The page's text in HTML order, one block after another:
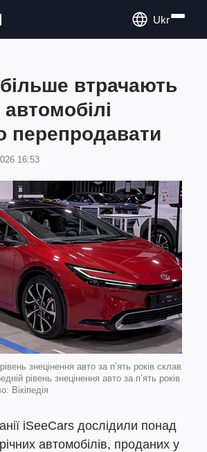
Ukr
втрачають
автомобілі
перепродавати
16:53
знецінення авто за п’ять років склав
рівень знецінення авто за п’ять років
Вікіпедія
iSeeCars дослідили понад
автомобілів, проданих у